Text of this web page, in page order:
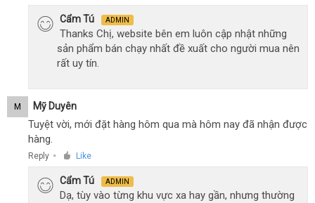
Cẩm Tú ADMIN
Thanks Chị, website bên em luôn cập nhật những
sản phẩm bán chạy nhất đề xuất cho người mua nên
rất uy tín.
M Mỹ Duyên
Tuyệt vời, mới đặt hàng hôm qua mà hôm nay đã nhận được
hàng.
Reply ● Like
Cẩm Tú ADMIN
Dạ, tùy vào từng khu vực xa hay gần, nhưng thường